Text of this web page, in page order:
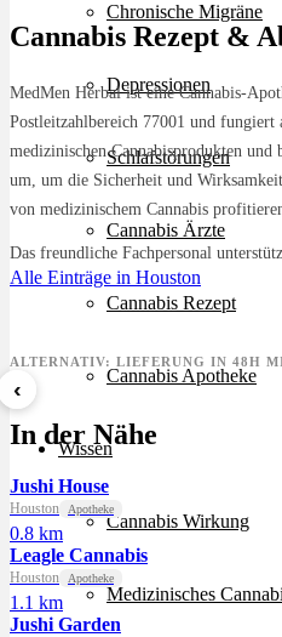
Chronische Migräne
Depressionen
Schlafstörungen
Cannabis Ärzte
Cannabis Rezept
Cannabis Apotheke
Wissen
Cannabis Wirkung
Medizinisches
Cannabis Rezept &
MedMen Herbal ist eine Cannabis-
Postleitzahlbereich 77001 und
medizinischen Cannabisprodukten und
um, um die Sicherheit und
von medizinischem Cannabis
Das freundliche Fachpersonal
Alle Einträge in Houston
ALTERNATIV: LIEFERUNG IN 48H
‹
8 Ball Kush
ab 7,29 €/g
In der Nähe
Jushi House
Houston Apotheke
0.8 km
Leagle Cannabis
Houston Apotheke
1.1 km
Jushi Garden